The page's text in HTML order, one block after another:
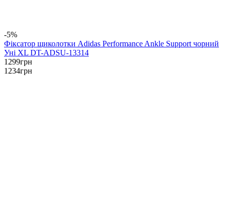
-5%
Фіксатор щиколотки Adidas Performance Ankle Support чорний
Уні XL DT-ADSU-13314
1299грн
1234грн